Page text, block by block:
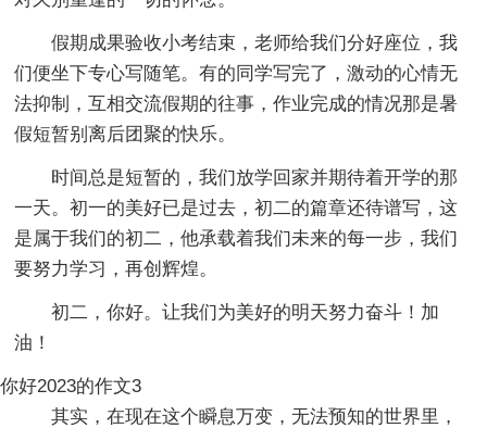
假期成果验收小考结束，老师给我们分好座位，我
们便坐下专心写随笔。有的同学写完了，激动的心情无
法抑制，互相交流假期的往事，作业完成的情况那是暑
假短暂别离后团聚的快乐。
时间总是短暂的，我们放学回家并期待着开学的那
一天。初一的美好已是过去，初二的篇章还待谱写，这
是属于我们的初二，他承载着我们未来的每一步，我们
要努力学习，再创辉煌。
初二，你好。让我们为美好的明天努力奋斗！加
油！
你好2023的作文3
其实，在现在这个瞬息万变，无法预知的世界里，